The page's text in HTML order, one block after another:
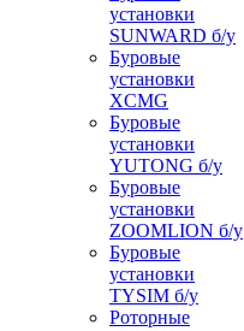
установки
SUNWARD б/у
Буровые
установки
XCMG
Буровые
установки
YUTONG б/у
Буровые
установки
ZOOMLION б/у
Буровые
установки
TYSIM б/у
Роторные